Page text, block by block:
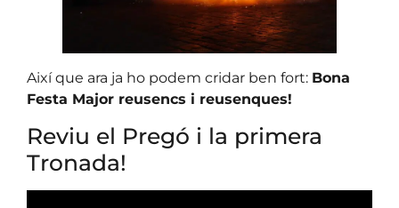
Així que ara ja ho podem cridar ben fort: Bona
Festa Major reusencs i reusenques!
Reviu el Pregó i la primera
Tronada!